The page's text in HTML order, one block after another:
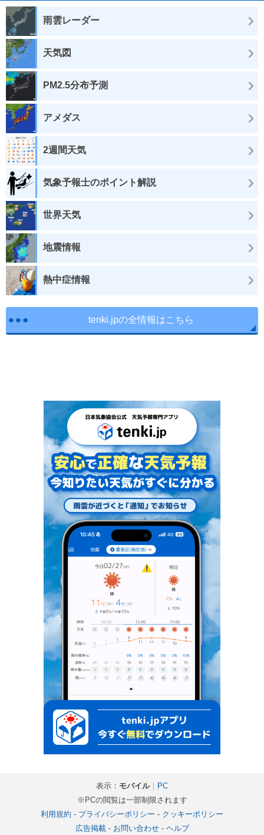
雨雲レーダー
天気図
PM2.5分布予測
アメダス
2週間天気
気象予報士のポイント解説
世界天気
地震情報
熱中症情報
tenki.jpの全情報はこちら
表示： モバイル｜ PC
※PCの閲覧は一部制限されます
利用規約 - プライバシーポリシー - クッキーポリシー
広告掲載- お問い合わせ- ヘルプ